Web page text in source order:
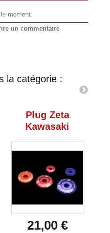
moment.
un commentaire
la catégorie :
Plug Zeta
Kawasaki
21,00 €